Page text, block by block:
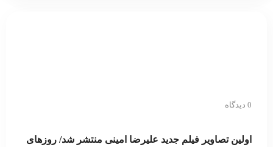
0 دیدگاه
اولین تصاویر فیلم جدید علیرضا امینی منتشر شد/ روزهای